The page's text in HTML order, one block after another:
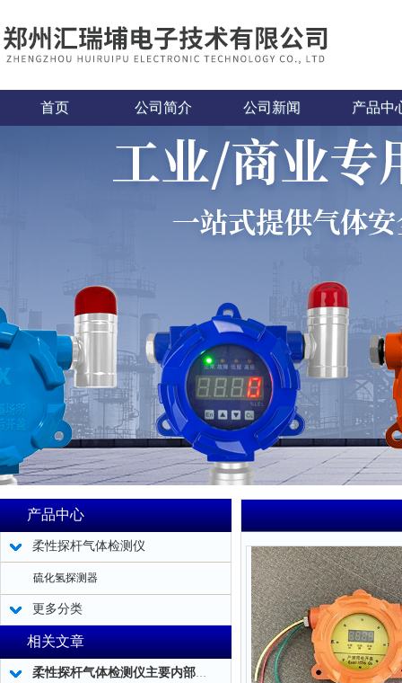
首页 公司简介 公司新闻 产品中
产品中心
柔性探杆气体检测仪
硫化氢探测器
更多分类
相关文章
柔性探杆气体检测仪主要内部结构简述